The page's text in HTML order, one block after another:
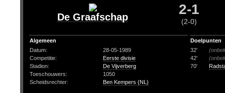
De Graafschap 2-1
(2-0)
Algemeen
Datum:
28-05-1989
Competitie:
Eerste divisie
Stadion:
De Vijverberg
Toeschouwers:
1050
Scheidsrechter:
Ben Kempers (NL)
Doelpunten
32'
42'
70'